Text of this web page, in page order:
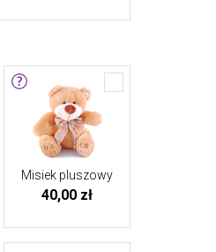
Misiek pluszowy
40,00 zł